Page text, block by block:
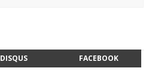
DISQUS FACEBOOK